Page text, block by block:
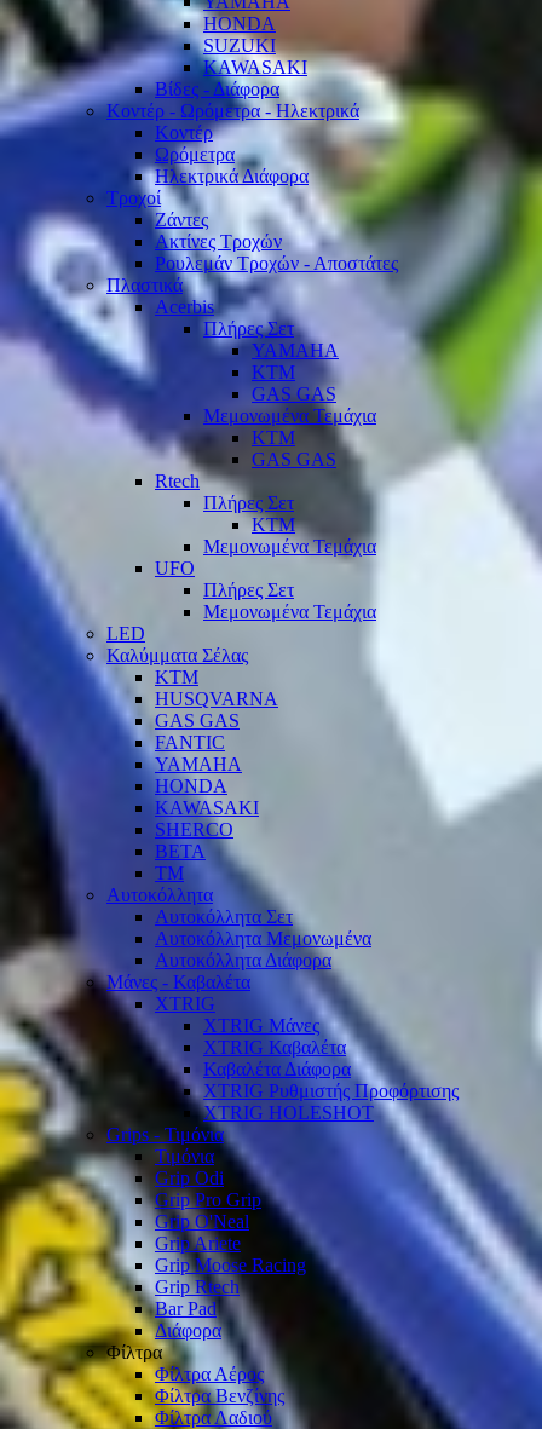
HONDA
SUZUKI
KAWASAKI
Βίδες - Διάφορα
Κοντέρ - Ωρόμετρα - Ηλεκτρικά
Κοντέρ
Ωρόμετρα
Ηλεκτρικά Διάφορα
Τροχοί
Ζάντες
Ακτίνες Τροχών
Ρουλεμάν Τροχών - Αποστάτες
Πλαστικά
Acerbis
Πλήρες Σετ
YAMAHA
KTM
GAS GAS
Μεμονωμένα Τεμάχια
KTM
GAS GAS
Rtech
Πλήρες Σετ
KTM
Μεμονωμένα Τεμάχια
UFO
Πλήρες Σετ
Μεμονωμένα Τεμάχια
LED
Καλύμματα Σέλας
KTM
HUSQVARNA
GAS GAS
FANTIC
YAMAHA
HONDA
KAWASAKI
SHERCO
BETA
TM
Αυτοκόλλητα
Αυτοκόλλητα Σετ
Αυτοκόλλητα Μεμονωμένα
Αυτοκόλλητα Διάφορα
Μάνες - Καβαλέτα
XTRIG
XTRIG Μάνες
XTRIG Καβαλέτα
Καβαλέτα Διάφορα
XTRIG Ρυθμιστής Προφόρτισης
XTRIG HOLESHOT
Grips - Τιμόνια
Τιμόνια
Grip Odi
Grip Pro Grip
Grip O'Neal
Grip Ariete
Grip Moose Racing
Grip Rtech
Bar Pad
Διάφορα
Φίλτρα
Φίλτρα Αέρος
Φίλτρα Βενζίνης
Φίλτρα Λαδιού